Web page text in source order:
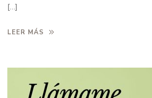
[…]
LEER MÁS